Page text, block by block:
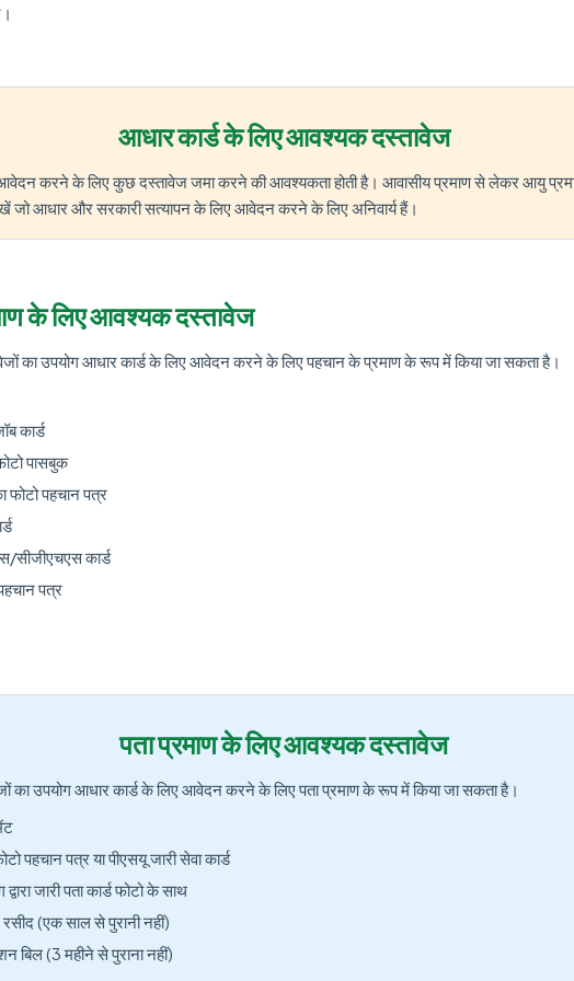
आधार कार्ड के लिए आवश्यक दस्तावेज
करने के लिए कुछ दस्तावेज जमा करने की आवश्यकता होती है। आवासीय प्रमाण से लेकर आयु
जो आधार और सरकारी सत्यापन के लिए आवेदन करने के लिए अनिवार्य हैं।
के लिए आवश्यक दस्तावेज
का उपयोग आधार कार्ड के लिए आवेदन करने के लिए पहचान के प्रमाण के रूप में किया जा सकता है।
कार्ड
पासबुक
फोटो पहचान पत्र
सीजीएचएस कार्ड
पत्र
पता प्रमाण के लिए आवश्यक दस्तावेज
का उपयोग आधार कार्ड के लिए आवेदन करने के लिए पता प्रमाण के रूप में किया जा सकता है।
पहचान पत्र या पीएसयू जारी सेवा कार्ड
द्वारा जारी पता कार्ड फोटो के साथ
रसीद (एक साल से पुरानी नहीं)
बिल (3 महीने से पुराना नहीं)